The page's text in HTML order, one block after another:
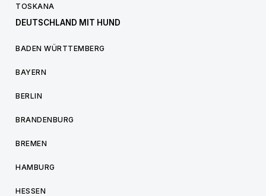
TOSKANA
DEUTSCHLAND MIT HUND
BADEN WÜRTTEMBERG
BAYERN
BERLIN
BRANDENBURG
BREMEN
HAMBURG
HESSEN